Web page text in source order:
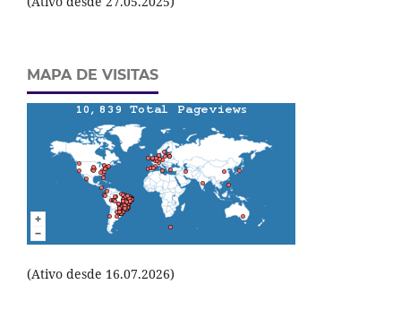
MAPA DE VISITAS
(Ativo desde 16.07.2026)